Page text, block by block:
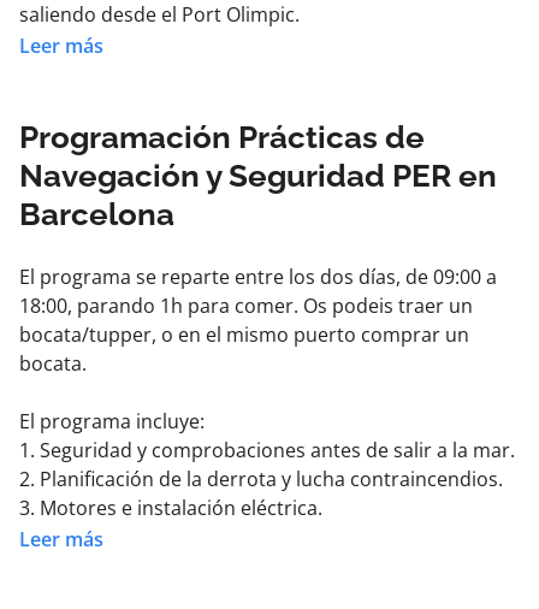
saliendo desde el Port Olimpic.
del PER.
Leer más
Programación Prácticas de
Navegación y Seguridad PER en
Barcelona
El programa se reparte entre los dos días, de 09:00 a
18:00, parando 1h para comer. Os podeis traer un
bocata/tupper, o en el mismo puerto comprar un
bocata.
El programa incluye:
1. Seguridad y comprobaciones antes de salir a la mar.
2. Planificación de la derrota y lucha contraincendios.
3. Motores e instalación eléctrica.
4. Mantenimiento de la embarcación, prevención de la
Leer más